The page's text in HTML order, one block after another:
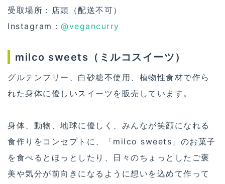
受取場所：店頭（配送不可）
Instagram： @vegancurry
milco sweets（ミルコスイーツ）
グルテンフリー、白砂糖不使用、植物性食材で作ら
れた身体に優しいスイーツを販売しています。
身体、動物、地球に優しく、みんなが笑顔になれる
食作りをコンセプトに、「milco sweets」のお菓子
を食べるとほっとしたり、日々のちょっとしたご褒
美や気分が前向きになるように想いを込めて作って